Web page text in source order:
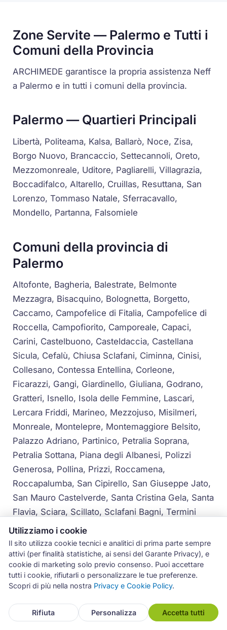
Zone Servite — Palermo e Tutti i
Comuni della Provincia
ARCHIMEDE garantisce la propria assistenza Neff
a Palermo e in tutti i comuni della provincia.
Palermo — Quartieri Principali
Libertà, Politeama, Kalsa, Ballarò, Noce, Zisa,
Borgo Nuovo, Brancaccio, Settecannoli, Oreto,
Mezzomonreale, Uditore, Pagliarelli, Villagrazia,
Boccadifalco, Altarello, Cruillas, Resuttana, San
Lorenzo, Tommaso Natale, Sferracavallo,
Mondello, Partanna, Falsomiele
Comuni della provincia di
Palermo
Altofonte, Bagheria, Balestrate, Belmonte
Mezzagra, Bisacquino, Bolognetta, Borgetto,
Caccamo, Campofelice di Fitalia, Campofelice di
Roccella, Campofiorito, Camporeale, Capaci,
Carini, Castelbuono, Casteldaccia, Castellana
Sicula, Cefalù, Chiusa Sclafani, Ciminna, Cinisi,
Collesano, Contessa Entellina, Corleone,
Ficarazzi, Gangi, Giardinello, Giuliana, Godrano,
Gratteri, Isnello, Isola delle Femmine, Lascari,
Lercara Friddi, Marineo, Mezzojuso, Misilmeri,
Monreale, Montelepre, Montemaggiore Belsito,
Palazzo Adriano, Partinico, Petralia Soprana,
Petralia Sottana, Piana degli Albanesi, Polizzi
Generosa, Pollina, Prizzi, Roccamena,
Roccapalumba, San Cipirello, San Giuseppe Jato,
San Mauro Castelverde, Santa Cristina Gela, Santa
Flavia, Sciara, Scillato, Sclafani Bagni, Termini
Imerese, Terrasini, Torretta, Trabia, Trappeto,
Ustica, Valledolmo, Ventimiglia di Sicilia, Vicari,
Villabate, Villafrati
Per i comuni più distanti dal centro di Palermo,
come Gangi, Petralia Soprana o Ustica, la
disponibilità dell'intervento viene concordata
telefonicamente al momento della prenotazione,
Utilizziamo i cookie
Il sito utilizza cookie tecnici e analitici di prima parte sempre
attivi (per finalità statistiche, ai sensi del Garante Privacy), e
cookie di marketing solo previo consenso. Puoi accettare
tutti i cookie, rifiutarli o personalizzare le tue preferenze.
Scopri di più nella nostra Privacy e Cookie Policy.
Rifiuta Personalizza Accetta tutti